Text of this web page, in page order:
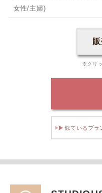
女性/主婦)
※クリ
似ているブラ